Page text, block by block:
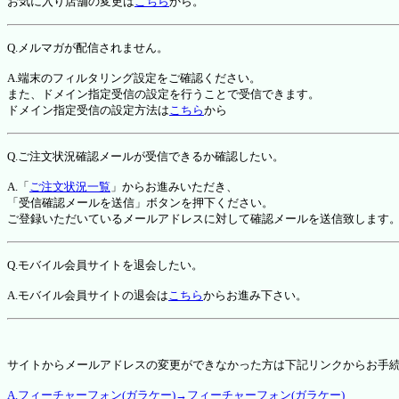
Q.メルマガが配信されません。
A.端末のフィルタリング設定をご確認ください。
また、ドメイン指定受信の設定を行うことで受信できます。
ドメイン指定受信の設定方法はこちらから
Q.ご注文状況確認メールが受信できるか確認したい。
A.「 ご注文状況一覧 」からお進みいただき、
「受信確認メールを送信」ボタンを押下ください。
ご登録いただいているメールアドレスに対して確認メールを送信致します。
Q.モバイル会員サイトを退会したい。
A.モバイル会員サイトの退会はこちらからお進み下さい。
サイトからメールアドレスの変更ができなかった方は下記リンクからお手
A.フィーチャーフォン(ガラケー)→フィーチャーフォン(ガラケー)